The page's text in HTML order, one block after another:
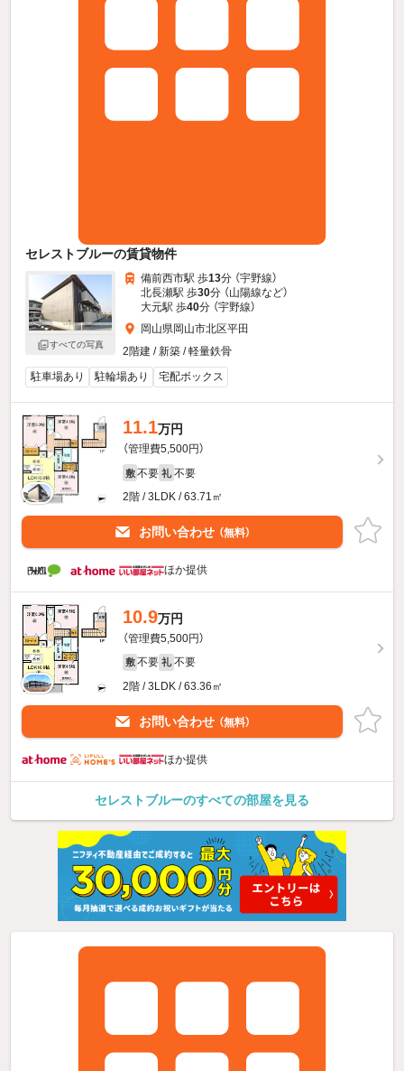
セレストブルーの賃貸物件
すべての写真
備前西市駅 歩13分 （宇野線）
北長瀬駅 歩30分 （山陽線など）
大元駅 歩40分 （宇野線）
岡山県岡山市北区平田
2階建 / 新築 / 軽量鉄骨
駐車場あり
駐輪場あり 宅配ボックス
11.1万円
（管理費5,500円）
敷 不要 礼 不要
2階 / 3LDK / 63.71㎡
お問い合わせ （無料）
ほか提供
10.9万円
（管理費5,500円）
敷 不要 礼 不要
2階 / 3LDK / 63.36㎡
お問い合わせ （無料）
ほか提供
セレストブルーのすべての部屋を見る